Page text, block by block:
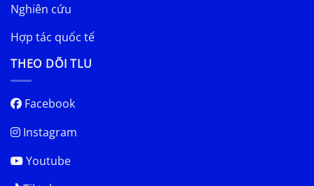
Nghiên cứu
Hợp tác quốc tế
THEO DÕI TLU
Facebook
Instagram
Youtube